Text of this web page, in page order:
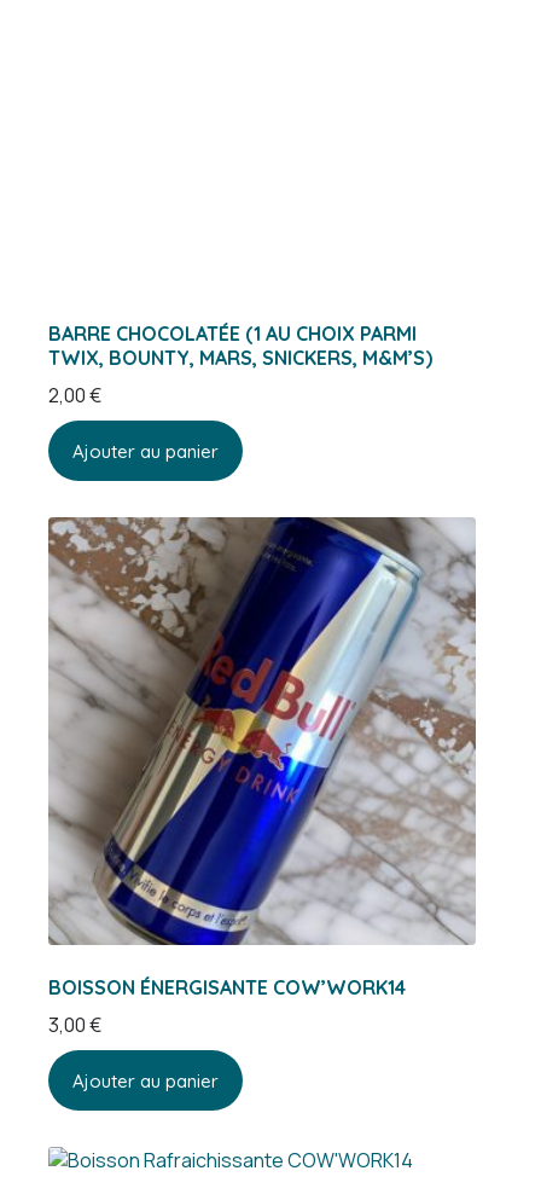
BARRE CHOCOLATÉE (1 AU CHOIX PARMI
TWIX, BOUNTY, MARS, SNICKERS, M&M’S)
2,00€
Ajouter au panier
BOISSON ÉNERGISANTE COW’WORK14
3,00€
Ajouter au panier